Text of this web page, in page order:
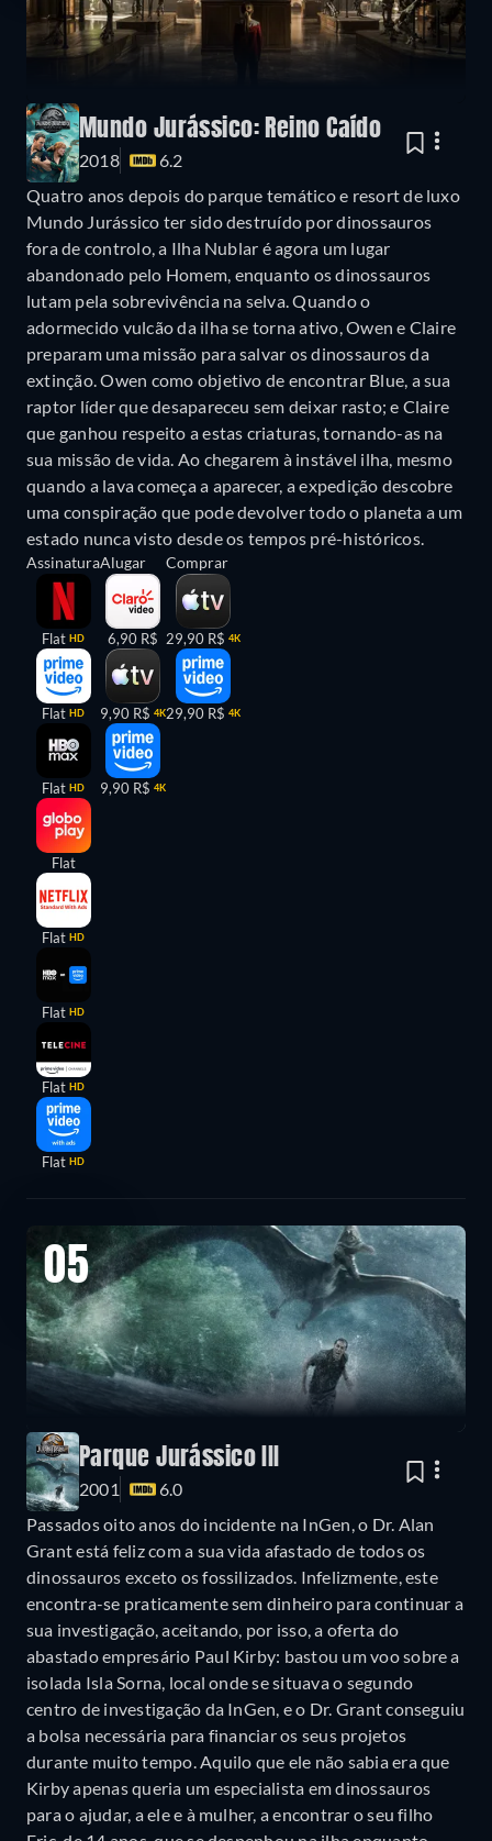
Mundo Jurássico: Reino Caído
2018
6.2
Quatro anos depois do parque temático e resort de luxo
Mundo Jurássico ter sido destruído por dinossauros
fora de controlo, a Ilha Nublar é agora um lugar
abandonado pelo Homem, enquanto os dinossauros
lutam pela sobrevivência na selva. Quando o
adormecido vulcão da ilha se torna ativo, Owen e Claire
preparam uma missão para salvar os dinossauros da
extinção. Owen como objetivo de encontrar Blue, a sua
raptor líder que desapareceu sem deixar rasto; e Claire
que ganhou respeito a estas criaturas, tornando-as na
sua missão de vida. Ao chegarem à instável ilha, mesmo
quando a lava começa a aparecer, a expedição descobre
uma conspiração que pode devolver todo o planeta a um
estado nunca visto desde os tempos pré-históricos.
Assinatura
Flat HD
Flat HD
Flat HD
Flat
Flat HD
Flat HD
Flat HD
Flat HD
Alugar
6,90 R$
9,90 R$ 4K
9,90 R$ 4K
Comprar
29,90 R$ 4K
29,90 R$ 4K
05
Parque Jurássico III
2001
6.0
Passados oito anos do incidente na InGen, o Dr. Alan
Grant está feliz com a sua vida afastado de todos os
dinossauros exceto os fossilizados. Infelizmente, este
encontra-se praticamente sem dinheiro para continuar a
sua investigação, aceitando, por isso, a oferta do
abastado empresário Paul Kirby: bastou um voo sobre a
isolada Isla Sorna, local onde se situava o segundo
centro de investigação da InGen, e o Dr. Grant conseguiu
a bolsa necessária para financiar os seus projetos
durante muito tempo. Aquilo que ele não sabia era que
Kirby apenas queria um especialista em dinossauros
para o ajudar, a ele e à mulher, a encontrar o seu filho